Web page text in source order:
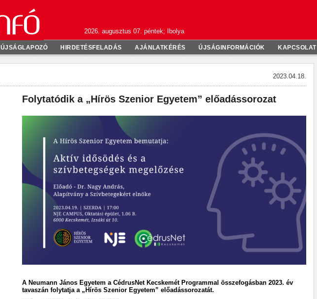
2026. augusztus 07. péntek; Ibolya
ÚJSÁGLAPOZÓ HIRDETÉSFELADÁS AJÁNLATKÉRÉS ÚJSÁGINFORMÁCIÓK KAPCSOLAT
2023.04.18.
Folytatódik a „Hírös Szenior Egyetem” előadássorozat
A Neumann János Egyetem a CédrusNet Kecskemét Programmal összefogásban 2023. év
tavaszán folytatja a „Hírös Szenior Egyetem” előadássorozatát.